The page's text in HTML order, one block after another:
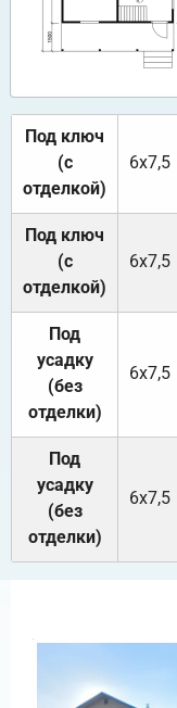
Под ключ
(с
отделкой)
6х7,5
Под ключ
(с
отделкой)
6х7,5
Под
усадку
(без
отделки)
6х7,5
Под
усадку
(без
отделки)
6х7,5